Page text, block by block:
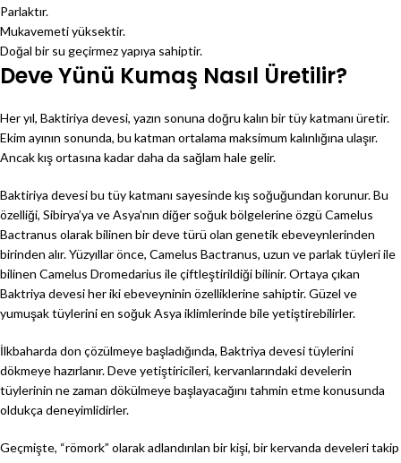
Parlaktır.
Mukavemeti yüksektir.
Doğal bir su geçirmez yapıya sahiptir.
Deve Yünü Kumaş Nasıl Üretilir?
Her yıl, Baktiriya devesi, yazın sonuna doğru kalın bir tüy katmanı üretir.
Ekim ayının sonunda, bu katman ortalama maksimum kalınlığına ulaşır.
Ancak kış ortasına kadar daha da sağlam hale gelir.
Baktiriya devesi bu tüy katmanı sayesinde kış soğuğundan korunur. Bu
özelliği, Sibirya’ya ve Asya’nın diğer soğuk bölgelerine özgü Camelus
Bactranus olarak bilinen bir deve türü olan genetik ebeveynlerinden
birinden alır. Yüzyıllar önce, Camelus Bactranus, uzun ve parlak tüyleri ile
bilinen Camelus Dromedarius ile çiftleştirildiği bilinir. Ortaya çıkan
Baktriya devesi her iki ebeveyninin özelliklerine sahiptir. Güzel ve
yumuşak tüylerini en soğuk Asya iklimlerinde bile yetiştirebilirler.
İlkbaharda don çözülmeye başladığında, Baktriya devesi tüylerini
dökmeye hazırlanır. Deve yetiştiricileri, kervanlarındaki develerin
tüylerinin ne zaman dökülmeye başlayacağını tahmin etme konusunda
oldukça deneyimlidirler.
Geçmişte, “römork” olarak adlandırılan bir kişi, bir kervanda develeri takip